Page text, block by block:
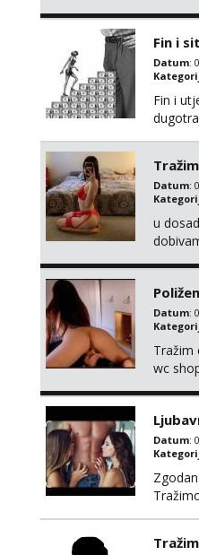
Fin i
Datum:
Fin i
Datum:
u
Datum:
Tražim
wc
Datum: